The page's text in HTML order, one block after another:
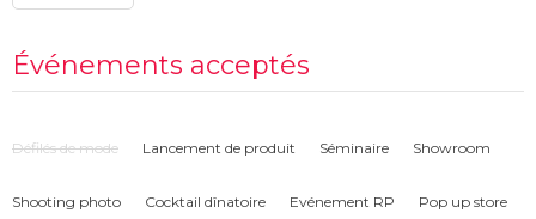
Sa situation géographique idéale permet d'organiser facilement tout type
Strasbourg Saint-Denis, accessible par la ligne 4, 8 et 9.
Nous accueillons régulièrement différents évènements lors de soirées,
diners, diners de gala et/ou spectacles, afterworks, afters shows, shootings,
La salle est équipée de tout le matériel moderne nécessaire pour les
évènements tel que, un écran, un videoprojecteur, sonorisation, wifi
Nous proposons des prestations sur-mesure pour que votre évènement soit
Événements acceptés
Défilés de mode Lancement de produit Séminaire Showroom
Shooting photo Cocktail dînatoire Evénement RP Pop up store